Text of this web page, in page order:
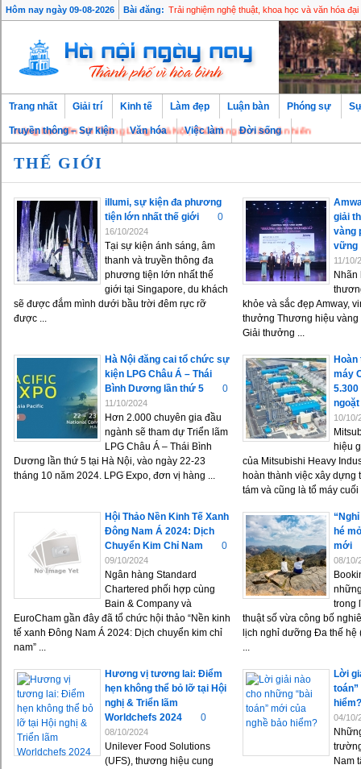
Hôm nay ngày 09-08-2026 Bài đăng: Trải nghiệm nghệ thuật, khoa học và văn hóa đại
bạn đến với Thăng Long - Hà Nội, Thủ đô ngàn năm văn hiến
Trang nhất Giải trí Kinh tế Làm đẹp Luận bàn Phóng sự
Truyền thông – Sự kiện Văn hóa Việc làm Đời sống
THẾ GIỚI
illumi, sự kiện đa phương
tiện lớn nhất thế giới
0
16/10/2024
Tại sự kiện ánh sáng, âm
thanh và truyền thông đa
phương tiện lớn nhất thế
giới tại Singapore, du khách
sẽ được đắm mình dưới bầu trời đêm rực rỡ
được ...
giải
vàng
vững
11/10/
Nhãn
khỏe và sắc đẹp Amway,
thưởng Thương hiệu vàng
Giải thưởng ...
Hà Nội đăng cai tổ chức sự
kiện LPG Châu Á – Thái
Bình Dương lần thứ 5
0
11/10/2024
Hơn 2.000 chuyên gia đầu
ngành sẽ tham dự Triển lãm
LPG Châu Á – Thái Bình
Dương lần thứ 5 tại Hà Nội, vào ngày 22-23
tháng 10 năm 2024. LPG Expo, đơn vị hàng ...
máy
ngoặt
10/10/
hiệu
của Mitsubishi Heavy
hoàn thành việc xây dựng
tám và cũng là tổ máy cuối
Hội Thảo Nền Kinh Tế Xanh
Đông Nam Á 2024: Dịch
Chuyển Kim Chỉ Nam
0
09/10/2024
Ngân hàng Standard
Chartered phối hợp cùng
Bain & Company và
EuroCham gần đây đã tổ chức hội thảo “Nền kinh
tế xanh Đông Nam Á 2024: Dịch chuyển kim chỉ
nam” ...
hé
mới
08/10/
trong
thuật số vừa công bố
lịch nghỉ dưỡng Đa thế hệ
...
Hương vị tương lai: Điểm
hẹn không thể bỏ lỡ tại Hội
nghị & Triển lãm
Worldchefs 2024
0
08/10/2024
Unilever Food Solutions
(UFS), thương hiệu cung
Lời
hiểm?
04/10/
Nam